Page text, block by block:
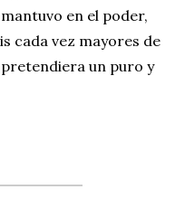
en el poder,
cada vez mayores de
un puro y